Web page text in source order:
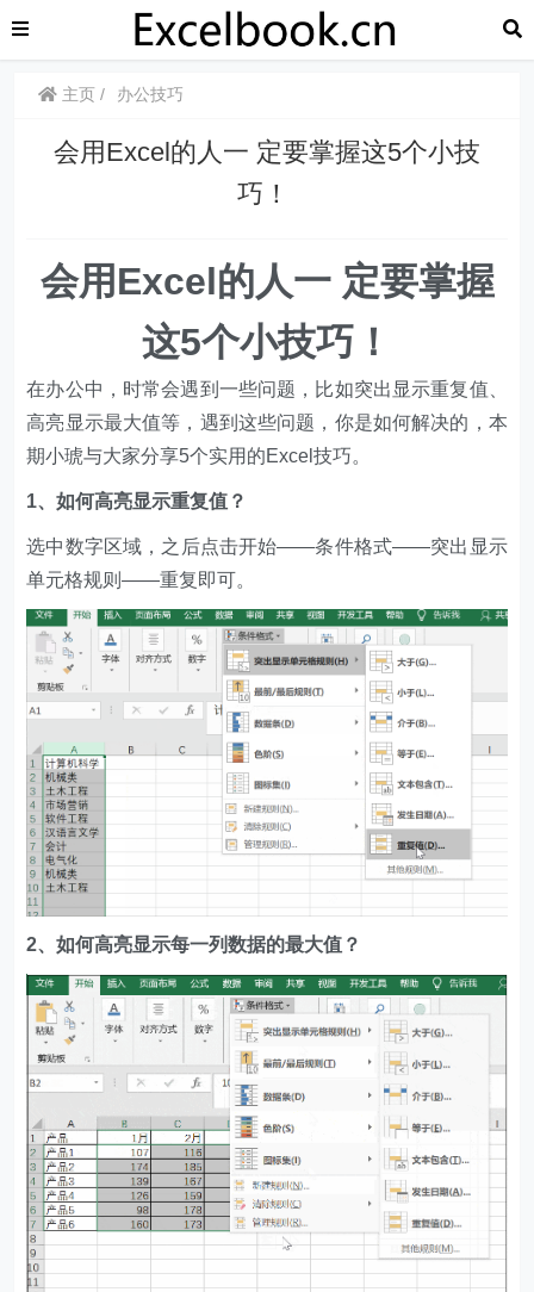
主页 办公技巧
会用Excel的人一 定要掌握这5个小技
巧！
​​会用Excel的人一 定要掌握
这5个小技巧！
在办公中，时常会遇到一些问题，比如突出显示重复值、
高亮显示最大值等，遇到这些问题，你是如何解决的，本
期小琥与大家分享5个实用的Excel技巧。
1、如何高亮显示重复值？
选中数字区域，之后点击开始——条件格式——突出显示
单元格规则——重复即可。
2、如何高亮显示每一列数据的最大值？